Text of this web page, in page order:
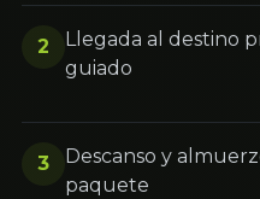
2
Llegada al destino
guiado
3
Descanso y
paquete